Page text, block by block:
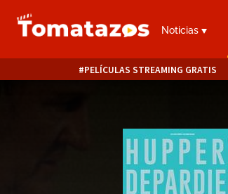
Noticias
PELÍCULAS STREAMING GRATIS